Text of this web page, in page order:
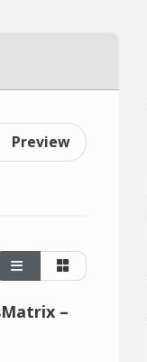
Preview